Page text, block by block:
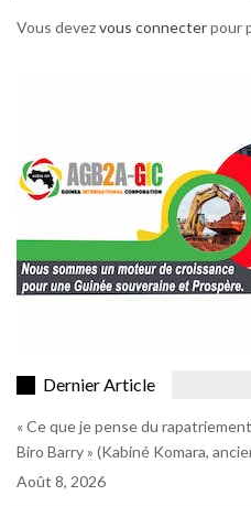
Vous devezvous connecterpour
Dernier Article
« Ce que je pense du
Biro Barry » (Kabiné Komara,
Août 8, 2026